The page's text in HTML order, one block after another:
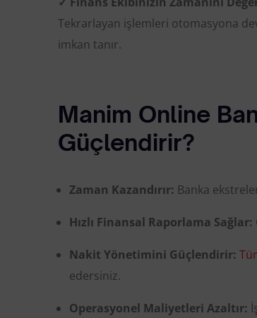
Tekrarlayan işlemleri otomasyona
imkan tanır.
Manim Online
Güçlendirir?
Zaman Kazandırır: Banka
Hızlı Finansal Raporlama Sağlar:
Nakit Yönetimini Güçlendirir:
edersiniz.
Operasyonel Maliyetleri Azaltır: